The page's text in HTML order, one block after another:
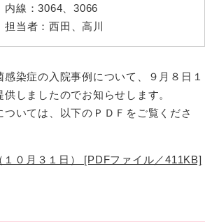
内線：3064、3066
担当者： 西田、高川
染症の入院事例について、９月８日１
供しましたのでお知らせします。
いては、以下のＰＤＦをご覧くださ
１０月３１日） [PDFファイル／411KB]